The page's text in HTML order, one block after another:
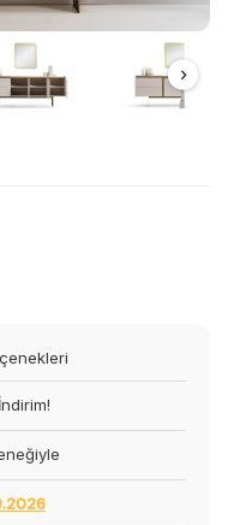
İndirim!